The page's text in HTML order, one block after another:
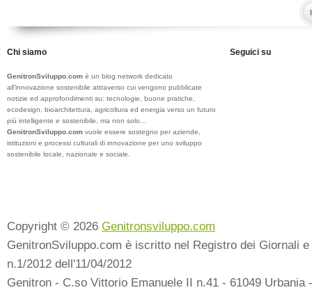
Chi siamo
GenitronSviluppo.com è un blog network dedicato
all’innovazione sostenibile attraverso cui vengono pubblicate
notizie ed approfondimenti su: tecnologie, buone pratiche,
ecodesign, bioarchitettura, agricoltura ed energia verso un futuro
più intelligente e sostenibile, ma non solo...
GenitronSviluppo.com vuole essere sostegno per aziende,
istituzioni e processi culturali di innovazione per uno sviluppo
sostenibile locale, nazionale e sociale.
Seguici su
Copyright © 2026 Genitronsviluppo.com
GenitronSviluppo.com è iscritto nel Registro dei Giornali
n.1/2012 dell'11/04/2012
Genitron - C.so Vittorio Emanuele II n.41 - 61049 Urbania